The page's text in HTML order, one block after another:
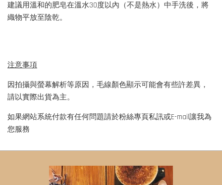
建議用溫和的肥皂在溫水30度以內（不是熱水）中手洗後，將
織物平放至陰乾。
注意事項
因拍攝與螢幕解析等原因，毛線顏色顯示可能會有些許差異，
請以實際出貨為主。
如果網站系統付款有任何問題請於粉絲專頁私訊或E-mail讓我為
您服務